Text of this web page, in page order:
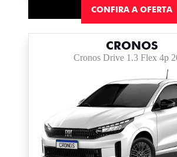
CONFIRA A OFERTA
CRONOS
Cronos Drive 1.3 Flex 4p